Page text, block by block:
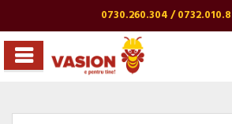
0730.260.304 /